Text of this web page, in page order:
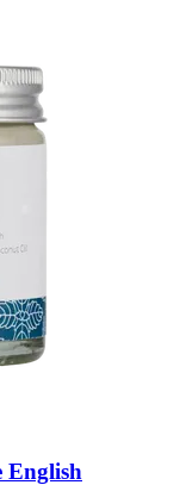
English